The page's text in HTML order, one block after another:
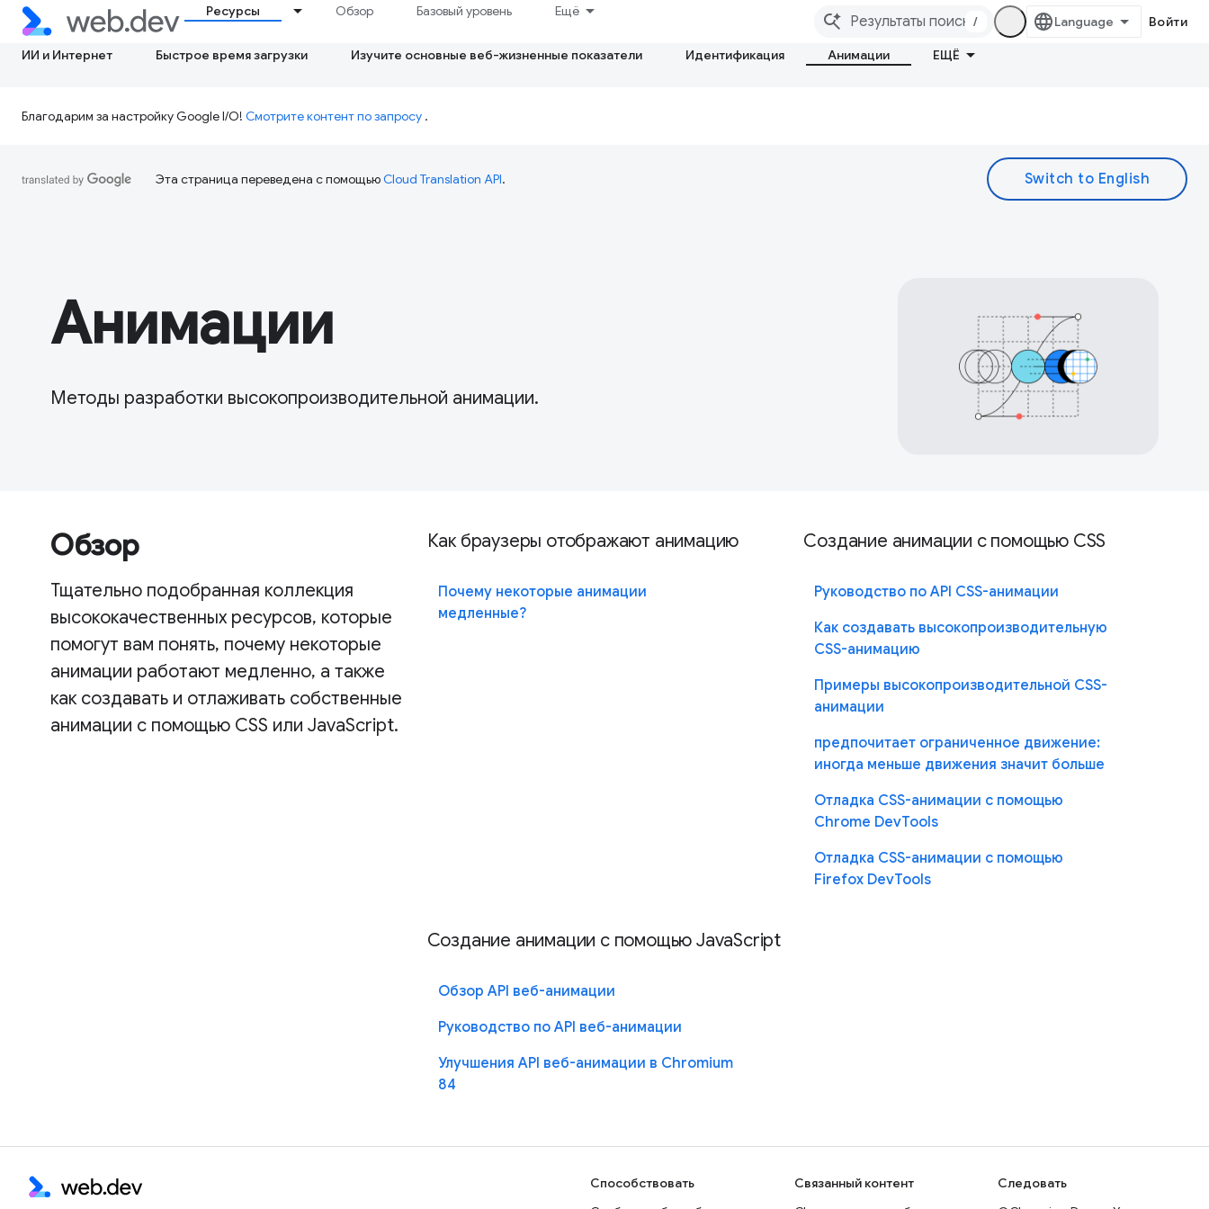
Ресурсы Обзор Базовый уровень Ещё
/ Войти
ИИ и Интернет Быстрое время загрузки Изучите основные веб-жизненные показатели Идентификация Анимации ЕЩЁ
Благодарим за настройку Google I/O! Смотрите контент по запросу .
Эта страница переведена с помощьюCloud Translation API.
Анимации
Методы разработки высокопроизводительной анимации.
Обзор
Тщательно подобранная коллекция
высококачественных ресурсов, которые
помогут вам понять, почему некоторые
анимации работают медленно, а также
как создавать и отлаживать собственные
анимации с помощью CSS или JavaScript.
Как браузеры отображают анимацию
Почему некоторые анимации
медленные?
Создание анимации с помощью CSS
Руководство по API CSS-анимации
Как создавать высокопроизводительную
CSS-анимацию
Примеры высокопроизводительной CSS-
анимации
предпочитает ограниченное движение:
иногда меньше движения значит больше
Отладка CSS-анимации с помощью
Chrome DevTools
Отладка CSS-анимации с помощью
Firefox DevTools
Создание анимации с помощью JavaScript
Обзор API веб-анимации
Руководство по API веб-анимации
Улучшения API веб-анимации в Chromium
84
Способствовать
Связанный контент
Следовать